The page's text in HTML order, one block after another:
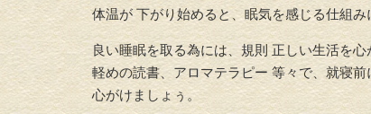
体温が 下がり始めると、眠気を感じる仕組み
良い睡眠を取る為には、規則 正しい生活を心
軽めの読書、アロマテラピー 等々で、就寝
心がけましょぅ。